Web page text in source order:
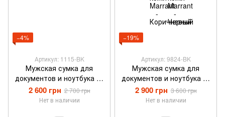
−4%
Артикул: 1115-BK
Мужская сумка для
документов и ноутбука из
натуральной кожи Marrant
- Черный
2 600 грн 2 700 грн
Нет в наличии
−19%
Артикул: 9824-BK
Мужская сумка для
документов и ноутбука из
натуральной кожи Marrant
- Черный
2 900 грн 3 600 грн
Нет в наличии